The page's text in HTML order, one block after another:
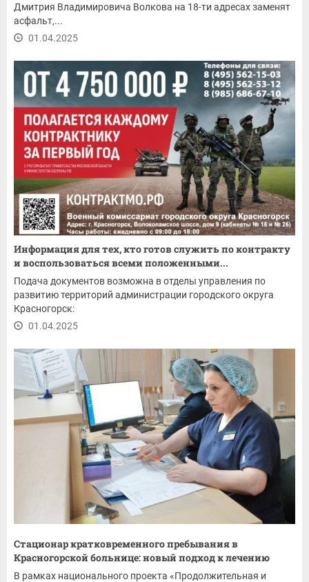
Дмитрия Владимировича Волкова на 18-ти адресах заменят
асфальт,...
01.04.2025
Информация для тех, кто готов служить по контракту
и воспользоваться всеми положенными...
Подача документов возможна в отделы управления по
развитию территорий администрации городского округа
Красногорск:
01.04.2025
Стационар кратковременного пребывания в
Красногорской больнице: новый подход к лечению
В рамках национального проекта «Продолжительная и